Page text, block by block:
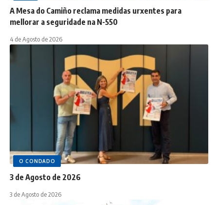
A Mesa do Camiño reclama medidas urxentes para
mellorar a seguridade na N-550
4 de Agosto de 2026
O CONDADO
3 de Agosto de 2026
3 de Agosto de 2026